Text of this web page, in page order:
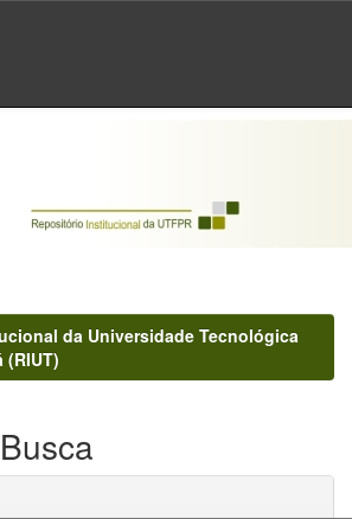
da Universidade Tecnológica
(RIUT)